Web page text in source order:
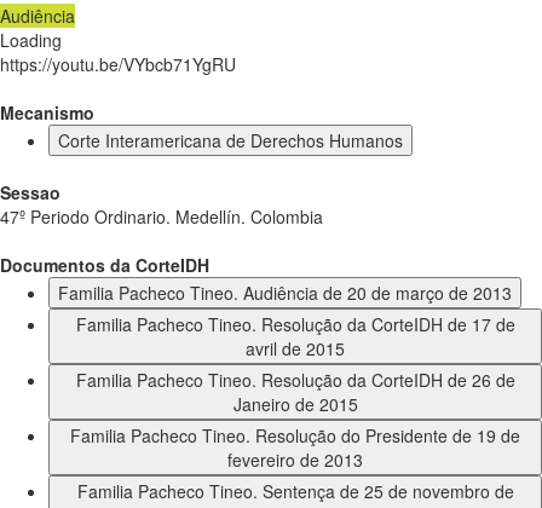
Audiência
Loading
https://youtu.be/VYbcb71YgRU
Mecanismo
Corte Interamericana de Derechos Humanos
Sessao
47º Periodo Ordinario. Medellín. Colombia
Documentos da CorteIDH
Familia Pacheco Tineo. Audiência de 20 de março de 2013
Familia Pacheco Tineo. Resolução da CorteIDH de 17 de
avril de 2015
Familia Pacheco Tineo. Resolução da CorteIDH de 26 de
Janeiro de 2015
Familia Pacheco Tineo. Resolução do Presidente de 19 de
fevereiro de 2013
Familia Pacheco Tineo. Sentença de 25 de novembro de